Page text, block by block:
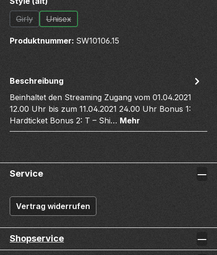
Girly
(Diese Option ist zurzeit nicht verfügbar.)
Unisex
(Diese Option ist zurzeit nicht verfügbar.)
Produktnummer: SW10106.15
Beschreibung
Beinhaltet den Streaming Zugang vom 01.04.2021
12.00 Uhr bis zum 11.04.2021 24.00 Uhr Bonus 1:
Hardticket Bonus 2: T – Shi… Mehr
Service
Vertrag widerrufen
Shopservice